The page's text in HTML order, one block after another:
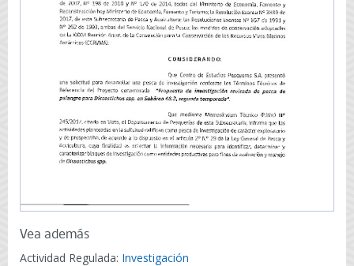
Vea además
Actividad Regulada: Investigación